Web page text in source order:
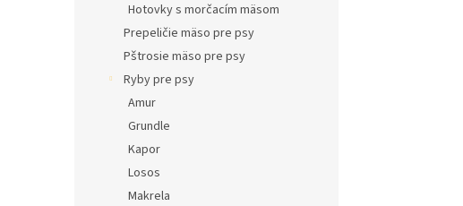
Hotovky s morčacím mäsom
Prepeličie mäso pre psy
Pštrosie mäso pre psy
Ryby pre psy
Amur
Grundle
Kapor
Losos
Makrela